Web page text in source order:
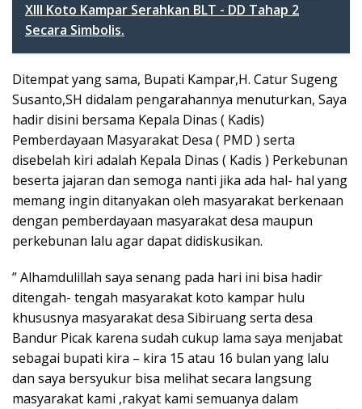
XIII Koto Kampar Serahkan BLT - DD Tahap 2
Secara Simbolis.
Ditempat yang sama, Bupati Kampar,H. Catur Sugeng
Susanto,SH didalam pengarahannya menuturkan, Saya
hadir disini bersama Kepala Dinas ( Kadis)
Pemberdayaan Masyarakat Desa ( PMD ) serta
disebelah kiri adalah Kepala Dinas ( Kadis ) Perkebunan
beserta jajaran dan semoga nanti jika ada hal- hal yang
memang ingin ditanyakan oleh masyarakat berkenaan
dengan pemberdayaan masyarakat desa maupun
perkebunan lalu agar dapat didiskusikan.
” Alhamdulillah saya senang pada hari ini bisa hadir
ditengah- tengah masyarakat koto kampar hulu
khususnya masyarakat desa Sibiruang serta desa
Bandur Picak karena sudah cukup lama saya menjabat
sebagai bupati kira – kira 15 atau 16 bulan yang lalu
dan saya bersyukur bisa melihat secara langsung
masyarakat kami ,rakyat kami semuanya dalam